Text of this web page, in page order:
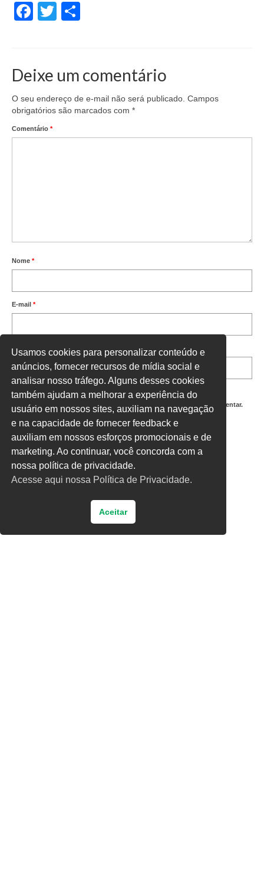
Facebook
Twitter
Deixe um comentário
O seu endereço de e-mail não será publicado. Campos
obrigatórios são marcados com *
Comentário *
Nome *
E-mail *
Site
Salvar meus dados neste navegador para a próxima vez que eu comentar.
Digite uma resposta em números:
oito + 5 =
Usamos cookies para personalizar conteúdo e
anúncios, fornecer recursos de mídia social e
analisar nosso tráfego. Alguns desses cookies
também ajudam a melhorar a experiência do
usuário em nossos sites, auxiliam na navegação
e na capacidade de fornecer feedback e
auxiliam em nossos esforços promocionais e de
marketing. Ao continuar, você concorda com a
nossa política de privacidade.
Acesse aqui nossa Política de Privacidade.
Aceitar